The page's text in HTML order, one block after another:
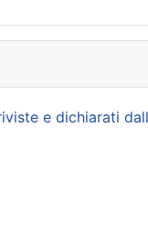
e dichiarati